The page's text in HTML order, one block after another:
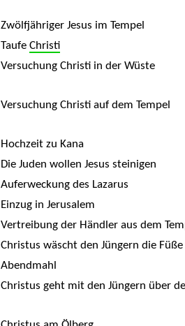
Zwölfjähriger Jesus im Tempel
Taufe Christi
Versuchung Christi in der Wüste
Versuchung Christi auf dem Tempel
Hochzeit zu Kana
Die Juden wollen Jesus steinigen
Auferweckung des Lazarus
Einzug in Jerusalem
Vertreibung der Händler aus dem
Christus wäscht den Jüngern die Füße
Abendmahl
Christus geht mit den Jüngern über